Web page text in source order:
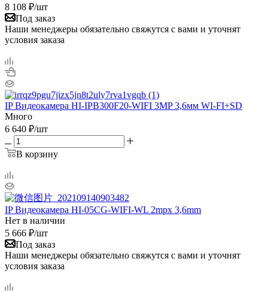
8 108 ₽/шт
Под заказ
Наши менеджеры обязательно свяжутся с вами и уточнят
условия заказа
IP Видеокамера HI-IPB300F20-WIFI 3MP 3,6мм WI-FI+SD
Много
6 640 ₽/шт
В корзину
IP Видеокамера HI-05CG-WIFI-WL 2mpx 3,6mm
Нет в наличии
5 666 ₽/шт
Под заказ
Наши менеджеры обязательно свяжутся с вами и уточнят
условия заказа